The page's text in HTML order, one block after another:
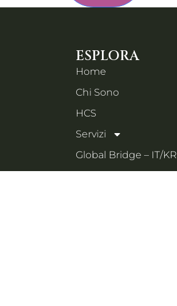
ESPLORA
Home
Chi Sono
HCS
Servizi
Global Bridge – IT/KR